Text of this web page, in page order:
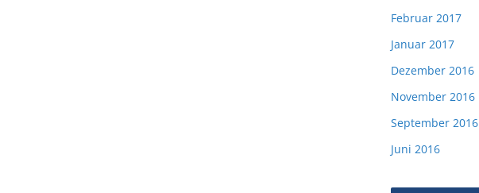
Februar 2017
Januar 2017
Dezember 2016
November 2016
September 2016
Juni 2016